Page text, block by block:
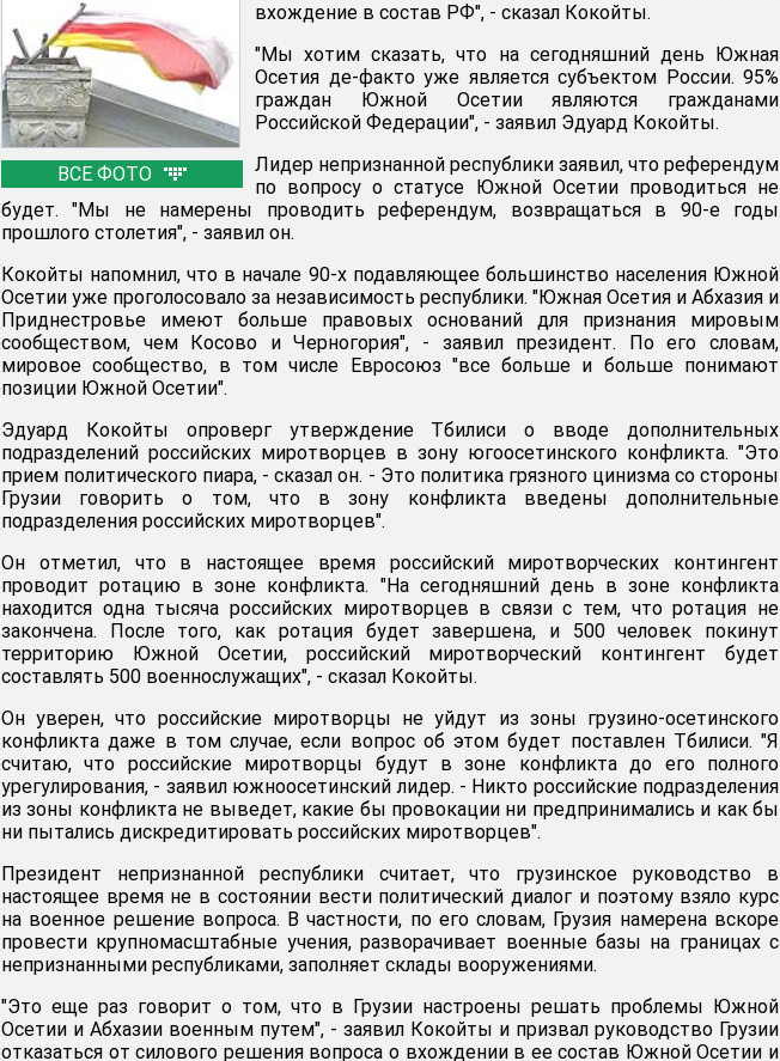
ВСЕ ФОТО
вхождение в состав РФ", - сказал Кокойты.
"Мы хотим сказать, что на сегодняшний день Южная
Осетия де-факто уже является субъектом России. 95%
граждан Южной Осетии являются гражданами
Российской Федерации", - заявил Эдуард Кокойты.
Лидер непризнанной республики заявил, что референдум
по вопросу о статусе Южной Осетии проводиться не
будет. "Мы не намерены проводить референдум, возвращаться в 90-е годы
прошлого столетия", - заявил он.
Кокойты напомнил, что в начале 90-х подавляющее большинство населения Южной
Осетии уже проголосовало за независимость республики. "Южная Осетия и Абхазия и
Приднестровье имеют больше правовых оснований для признания мировым
сообществом, чем Косово и Черногория", - заявил президент. По его словам,
мировое сообщество, в том числе Евросоюз "все больше и больше понимают
позиции Южной Осетии".
Эдуард Кокойты опроверг утверждение Тбилиси о вводе дополнительных
подразделений российских миротворцев в зону югоосетинского конфликта. "Это
прием политического пиара, - сказал он. - Это политика грязного цинизма со стороны
Грузии говорить о том, что в зону конфликта введены дополнительные
подразделения российских миротворцев".
Он отметил, что в настоящее время российский миротворческих контингент
проводит ротацию в зоне конфликта. "На сегодняшний день в зоне конфликта
находится одна тысяча российских миротворцев в связи с тем, что ротация не
закончена. После того, как ротация будет завершена, и 500 человек покинут
территорию Южной Осетии, российский миротворческий контингент будет
составлять 500 военнослужащих", - сказал Кокойты.
Он уверен, что российские миротворцы не уйдут из зоны грузино-осетинского
конфликта даже в том случае, если вопрос об этом будет поставлен Тбилиси. "Я
считаю, что российские миротворцы будут в зоне конфликта до его полного
урегулирования, - заявил южноосетинский лидер. - Никто российские подразделения
из зоны конфликта не выведет, какие бы провокации ни предпринимались и как бы
ни пытались дискредитировать российских миротворцев".
Президент непризнанной республики считает, что грузинское руководство в
настоящее время не в состоянии вести политический диалог и поэтому взяло курс
на военное решение вопроса. В частности, по его словам, Грузия намерена вскоре
провести крупномасштабные учения, разворачивает военные базы на границах с
непризнанными республиками, заполняет склады вооружениями.
"Это еще раз говорит о том, что в Грузии настроены решать проблемы Южной
Осетии и Абхазии военным путем", - заявил Кокойты и призвал руководство Грузии
отказаться от силового решения вопроса о вхождении в ее состав Южной Осетии и